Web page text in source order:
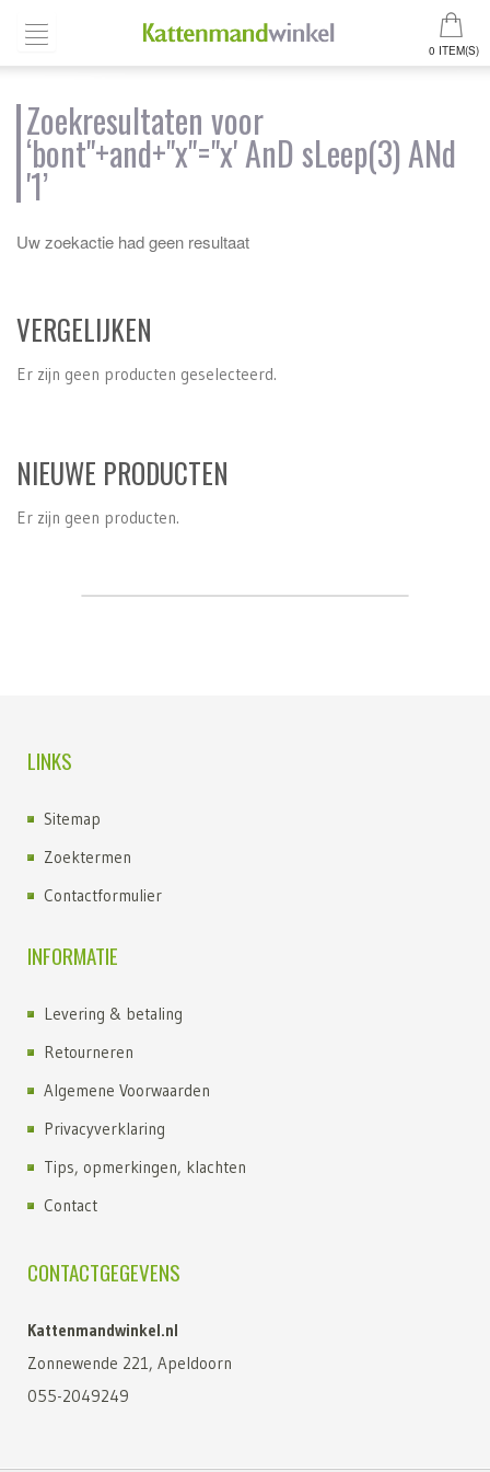
0 ITEM(S)
Zoekresultaten voor
‘bont"+and+"x"="x' AnD sLeep(3) ANd
'1’
Uw zoekactie had geen resultaat
VERGELIJKEN
Er zijn geen producten geselecteerd.
NIEUWE PRODUCTEN
Er zijn geen producten.
LINKS
Sitemap
Zoektermen
Contactformulier
INFORMATIE
Levering & betaling
Retourneren
Algemene Voorwaarden
Privacyverklaring
Tips, opmerkingen, klachten
Contact
CONTACTGEGEVENS
Kattenmandwinkel.nl
Zonnewende 221, Apeldoorn
055-2049249